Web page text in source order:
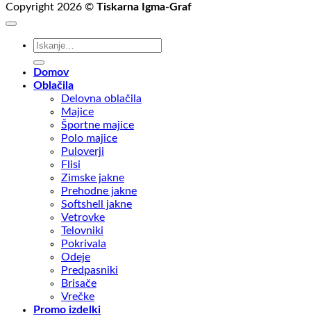
Copyright 2026 © Tiskarna Igma-Graf
Išči:
Domov
Oblačila
Delovna oblačila
Majice
Športne majice
Polo majice
Puloverji
Flisi
Zimske jakne
Prehodne jakne
Softshell jakne
Vetrovke
Telovniki
Pokrivala
Odeje
Predpasniki
Brisače
Vrečke
Promo izdelki